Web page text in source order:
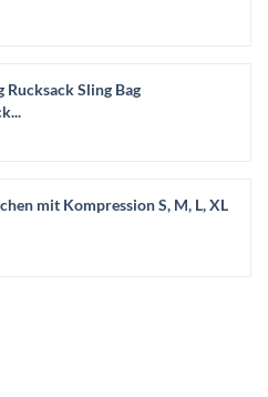
Rucksack Sling Bag
mit Kompression S, M, L, XL